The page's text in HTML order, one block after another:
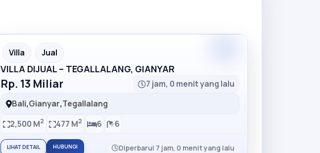
Partner Ad
Villa Jual
VILLA DIJUAL – TEGALLALANG, GIANYAR
Rp. 13 Miliar
7 jam, 0 menit yang lalu
Bali,Gianyar,Tegallalang
2,500 M2 477 M2 6 6
LIHAT DETAIL HUBUNGI Diperbarui 7 jam, 0 menit yang lalu